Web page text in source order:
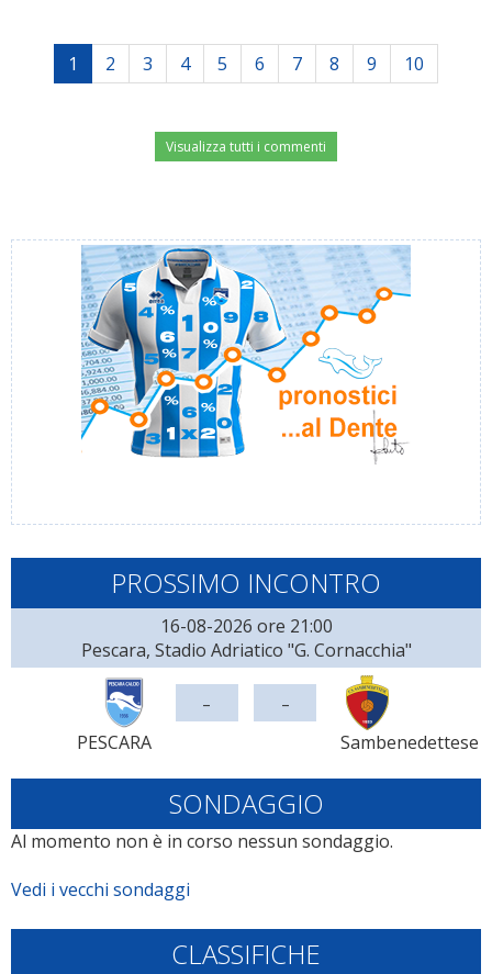
1 2 3 4 5 6 7 8 9 10
Visualizza tutti i commenti
PROSSIMO INCONTRO
16-08-2026 ore 21:00
Pescara, Stadio Adriatico "G. Cornacchia"
PESCARA
- -
Sambenedettese
SONDAGGIO
Al momento non è in corso nessun sondaggio.
Vedi i vecchi sondaggi
CLASSIFICHE